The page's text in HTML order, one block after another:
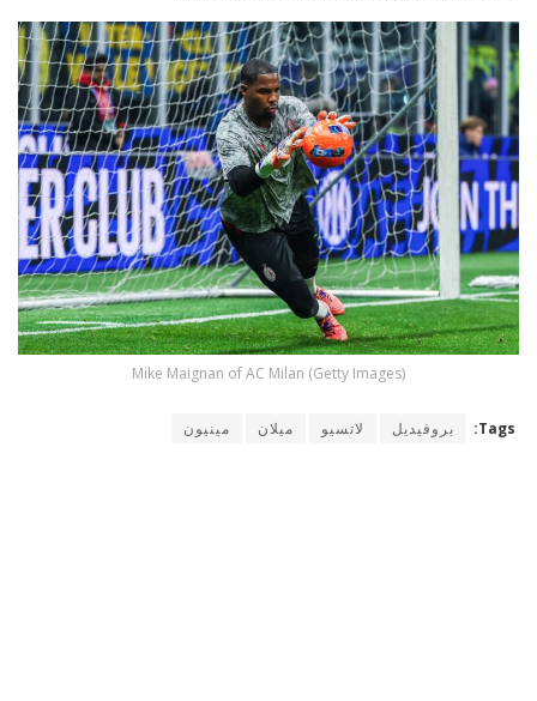
Mike Maignan of AC Milan (Getty Images)
Tags: بروفيديل لاتسيو ميلان مينيون